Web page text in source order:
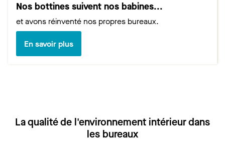
Nos bottines suivent nos babines...
et avons réinventé nos propres bureaux.
En savoir plus
La qualité de l'environnement intérieur dans
les bureaux